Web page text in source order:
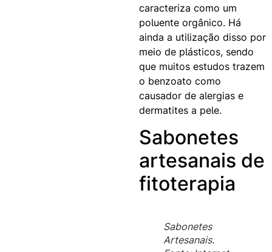
caracteriza como um
poluente orgânico. Há
ainda a utilização disso por
meio de plásticos, sendo
que muitos estudos trazem
o benzoato como
causador de alergias e
dermatites a pele.
Sabonetes
artesanais de
fitoterapia
Sabonetes
Artesanais.